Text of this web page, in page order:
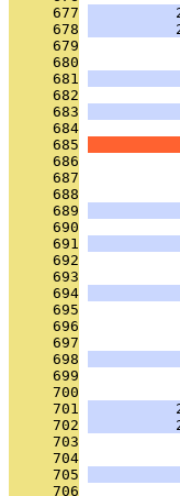
     677
     678
     679
     680
     681
     682
     683
     684
     685
     686
     687
     688
     689
     690
     691
     692
     693
     694
     695
     696
     697
     698
     699
     700
     701
     702
     703
     704
     705
     706